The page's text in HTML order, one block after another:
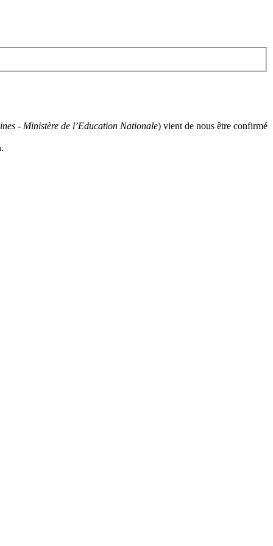
- Ministère de l’Education Nationale) vient de nous être confirmé